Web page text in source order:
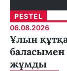
PESTEL
06.08.2026
Ұлын
баласымен
жұмды